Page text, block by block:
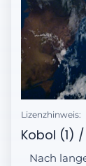
Lizenzhinweis:
Kobol (1)
Nach